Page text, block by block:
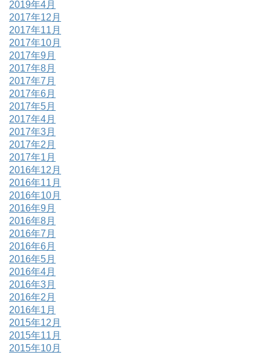
2019年4月
2017年12月
2017年11月
2017年10月
2017年9月
2017年8月
2017年7月
2017年6月
2017年5月
2017年4月
2017年3月
2017年2月
2017年1月
2016年12月
2016年11月
2016年10月
2016年9月
2016年8月
2016年7月
2016年6月
2016年5月
2016年4月
2016年3月
2016年2月
2016年1月
2015年12月
2015年11月
2015年10月